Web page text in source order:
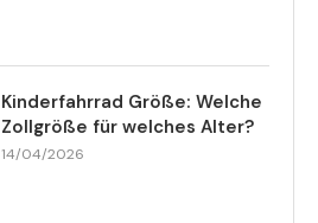
Kinderfahrrad Größe: Welche
Zollgröße für welches Alter?
14/04/2026